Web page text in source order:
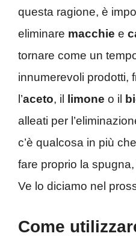
questa ragione, è
eliminare macchie e
tornare come un
innumerevoli prodotti,
l’aceto, il limone o il
alleati per
c’è qualcosa in più
fare proprio la
Ve lo diciamo nel
Come